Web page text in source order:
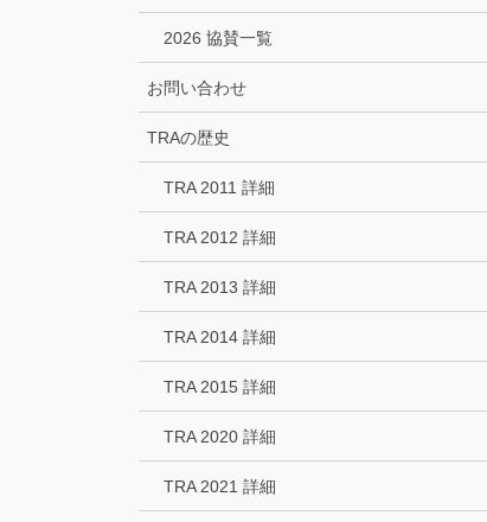
2026 協賛一覧
お問い合わせ
TRAの歴史
TRA 2011 詳細
TRA 2012 詳細
TRA 2013 詳細
TRA 2014 詳細
TRA 2015 詳細
TRA 2020 詳細
TRA 2021 詳細